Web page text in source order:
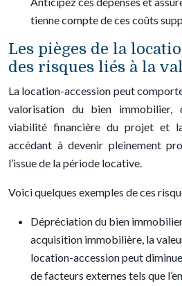
tienne compte de ces coûts
Les pièges de la
des risques liés à la
La location-accession peut
valorisation du bien
viabilité financière du projet et
accédant à devenir pleinement
l’issue de la période locative.
Voici quelques exemples de ces
Dépréciation du bien
acquisition immobilière, la
location-accession peut
de facteurs externes tels que